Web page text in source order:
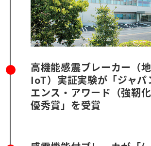
高機能感震ブレーカー（
IoT）実証実験が「ジャパ
エンス・アワード（強靭
優秀賞」を受賞